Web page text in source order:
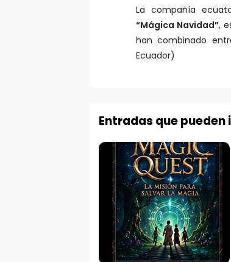
La compañía
“Mágica Navidad”,
han combinado
Ecuador)
Entradas que